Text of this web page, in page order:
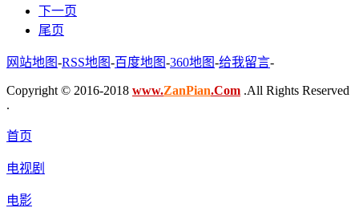
下一页
尾页
网站地图-RSS地图-百度地图-360地图-给我留言-
Copyright © 2016-2018 www.ZanPian.Com .All Rights Reserved
.
首页
电视剧
电影